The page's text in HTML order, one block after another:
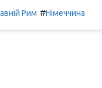
Рим #Німеччина